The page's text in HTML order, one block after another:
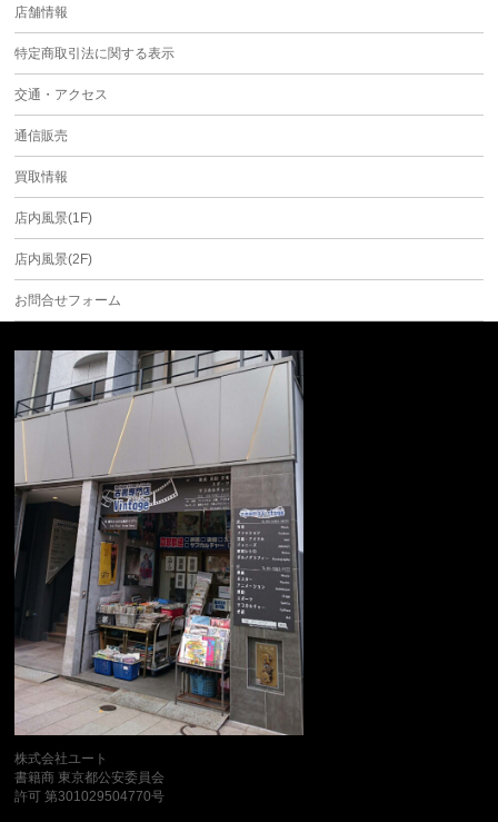
店舗情報
特定商取引法に関する表示
交通・アクセス
通信販売
買取情報
店内風景(1F)
店内風景(2F)
お問合せフォーム
株式会社ユート
書籍商 東京都公安委員会
許可 第301029504770号